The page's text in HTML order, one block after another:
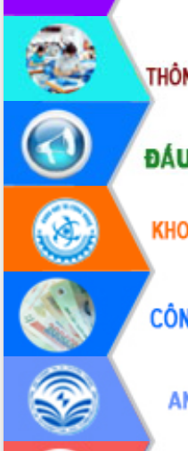
Nâng cao hiệu lực, hiệu quả HĐND
tỉnh thông qua hiện đại hóa hành chính
Xã Ea Phê gắn cải cách hành chính với
chuyển đổi số
Phó Chủ tịch Thường trực UBND tỉnh
Hồ Thị Nguyên Thảo làm việc tại Trung
tâm Phục vụ hành chính công xã Ea
Phê
Xây dựng nền hành chính số đồng
hành cùng nông dân dân, doanh nghiệp
Giai đoạn 2026-2030, Đắk Lắk phấn
đấu có 77% xã đạt chuẩn nông thôn
mới
Chuyển đổi số 'mở đường' cho nông
nghiệp Đắk Lắk tăng trưởng bứt phá
Triển khai đồng bộ đo đạc, lập hồ sơ
địa chính, hoàn thiện cơ sở dữ liệu đất
đai
Ứng dụng sinh trắc học - Bước tiến
trong hành trình chuyển đổi số tại Đắk
Lắk
Đắk Lắk nâng cao hiệu quả công tác
Đảng từ Sổ tay đảng viên điện tử